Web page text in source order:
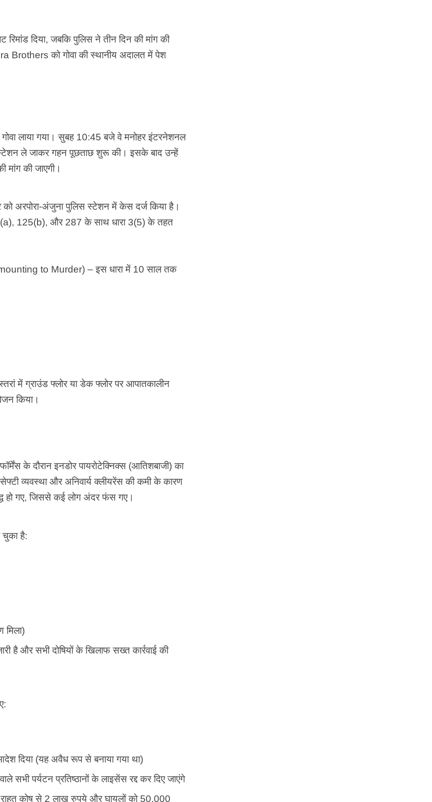
रिमांड दिया, जबकि पुलिस ने तीन दिन की मांग की
को गोवा की स्थानीय अदालत में पेश
लाया गया। सुबह 10:45 बजे वे मनोहर इंटरनेशनल
स्टेशन ले जाकर गहन पूछताछ शुरू की। इसके बाद उन्हें
मांग की जाएगी।
अरपोरा-अंजुना पुलिस स्टेशन में केस दर्ज किया है।
125(b), और 287 के साथ धारा 3(5) के तहत
to Murder) – इस धारा में 10 साल तक
में ग्राउंड फ्लोर या डेक फ्लोर पर आपातकालीन
किया।
के दौरान इनडोर पायरोटेक्निक्स (आतिशबाजी) का
व्यवस्था और अनिवार्य क्लीयरेंस की कमी के कारण
हो गए, जिससे कई लोग अंदर फंस गए।
चुका है:
मिला)
है और सभी दोषियों के खिलाफ सख्त कार्रवाई की
दिया (यह अवैध रूप से बनाया गया था)
सभी पर्यटन प्रतिष्ठानों के लाइसेंस रद्द कर दिए जाएंगे
राहत कोष से 2 लाख रुपये और घायलों को 50,000